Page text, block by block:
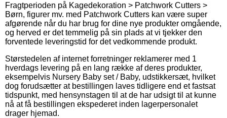
Fragtperioden på Kagedekoration > Patchwork Cutters >
Børn, figurer mv. med Patchwork Cutters kan være super
afgørende når du har brug for dine nye produkter omgående,
og herved er det temmelig på sin plads at vi tjekker den
forventede leveringstid for det vedkommende produkt.
Størstedelen af internet forretninger reklamerer med 1
hverdags levering på en lang række af deres produkter,
eksempelvis Nursery Baby set / Baby, udstikkersæt, hvilket
dog forudsætter at bestillingen laves tidligere end et fastsat
tidspunkt, med hensynstagen til at de har udsigt til at kunne
nå at få bestillingen ekspederet inden lagerpersonalet
drager hjemad.